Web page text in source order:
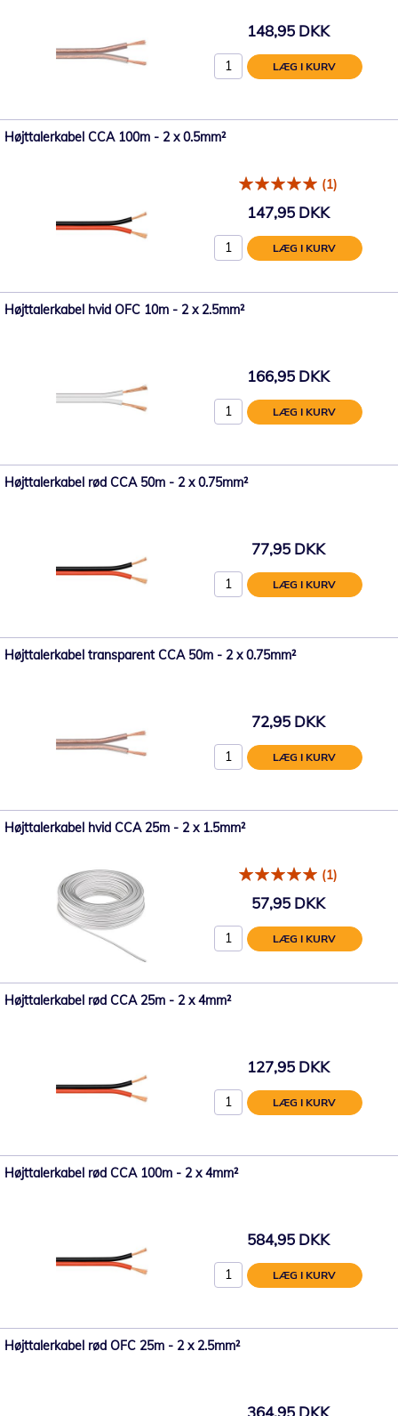
148,95 DKK
LÆG I KURV
Højttalerkabel CCA 100m - 2 x 0.5mm²
(1)
147,95 DKK
LÆG I KURV
Højttalerkabel hvid OFC 10m - 2 x 2.5mm²
166,95 DKK
LÆG I KURV
Højttalerkabel rød CCA 50m - 2 x 0.75mm²
77,95 DKK
LÆG I KURV
Højttalerkabel transparent CCA 50m - 2 x 0.75mm²
72,95 DKK
LÆG I KURV
Højttalerkabel hvid CCA 25m - 2 x 1.5mm²
(1)
57,95 DKK
LÆG I KURV
Højttalerkabel rød CCA 25m - 2 x 4mm²
127,95 DKK
LÆG I KURV
Højttalerkabel rød CCA 100m - 2 x 4mm²
584,95 DKK
LÆG I KURV
Højttalerkabel rød OFC 25m - 2 x 2.5mm²
364,95 DKK